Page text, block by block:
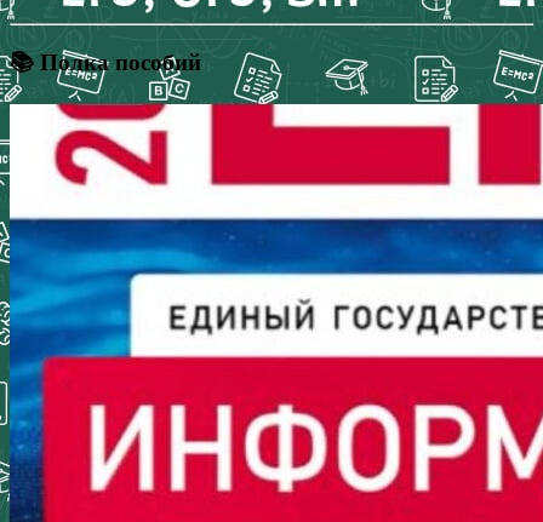
📚 Полка пособий